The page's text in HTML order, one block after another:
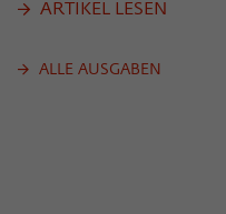
ARTIKEL LESEN
ALLE AUSGABEN